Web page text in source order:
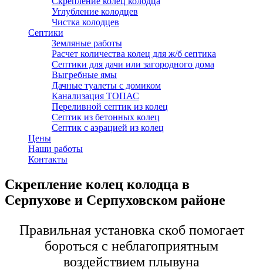
Углубление колодцев
Чистка колодцев
Септики
Земляные работы
Расчет количества колец для ж/б септика
Септики для дачи или загородного дома
Выгребные ямы
Дачные туалеты с домиком
Канализация ТОПАС
Переливной септик из колец
Септик из бетонных колец
Септик с аэрацией из колец
Цены
Наши работы
Контакты
Скрепление колец колодца в
Серпухове и Серпуховском районе
Правильная установка скоб помогает
бороться с неблагоприятным
воздействием плывуна